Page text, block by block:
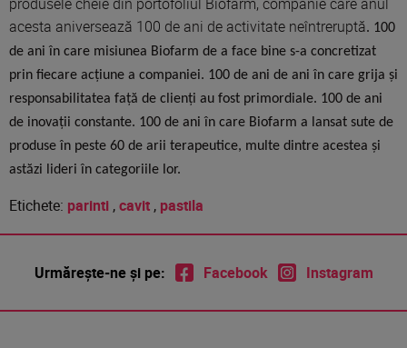
acesta aniversează 100 de ani de activitate neîntreruptă. 100
de ani în care misiunea Biofarm de a face bine s-a concretizat
prin fiecare acțiune a companiei. 100 de ani de ani în care grija și
responsabilitatea față de clienți au fost primordiale. 100 de ani
de inovații constante. 100 de ani în care Biofarm a lansat sute de
produse în peste 60 de arii terapeutice, multe dintre acestea și
astăzi lideri în categoriile lor.
Etichete: parinti ,cavit , pastila
Urmărește-ne și pe: Facebook Instagram